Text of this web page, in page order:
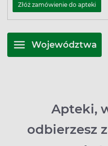
Złóż zamówienie do apteki
Województwa
Apteki,
odbierzesz